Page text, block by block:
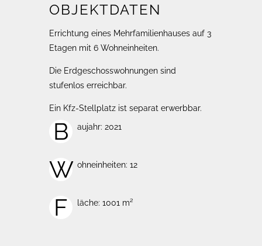
OBJEKTDATEN
Errichtung eines Mehrfamilienhauses auf 3
Etagen mit 6 Wohneinheiten.
Die Erdgeschosswohnungen sind
stufenlos erreichbar.
Ein Kfz-Stellplatz ist separat erwerbbar.
B aujahr: 2021
W ohneinheiten: 12
F läche: 1001 m²